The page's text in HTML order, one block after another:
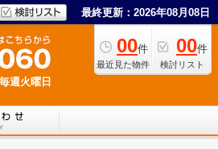
最終更新：2026年08月08日
00件
最近見た物件
00件
検討リスト
週火曜日